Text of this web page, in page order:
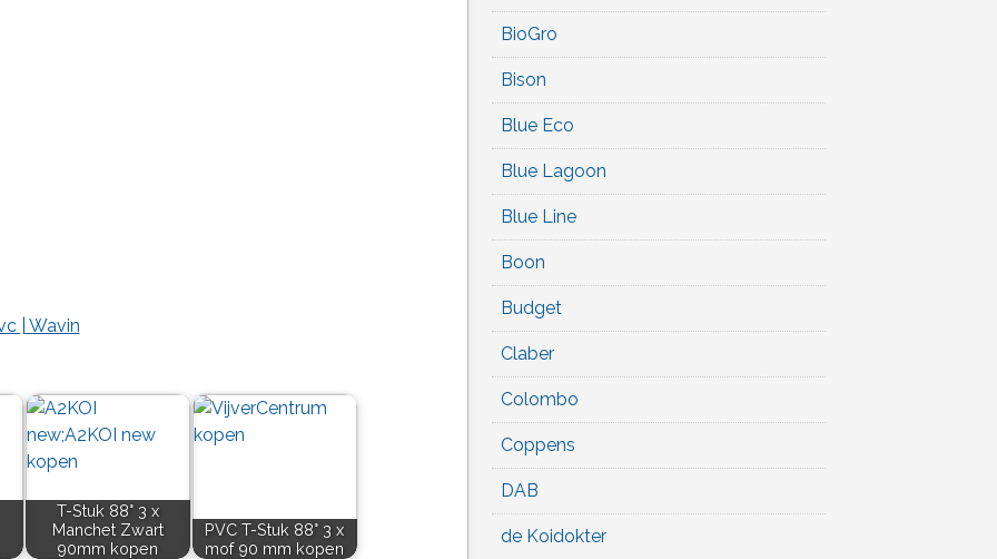
| Wavin
T-Stuk 88° 3 x
Manchet Zwart
90mm kopen
PVC T-Stuk 88° 3 x
mof 90 mm kopen
BioGro
Bison
Blue Eco
Blue Lagoon
Blue Line
Boon
Budget
Claber
Colombo
Coppens
DAB
de Koidokter